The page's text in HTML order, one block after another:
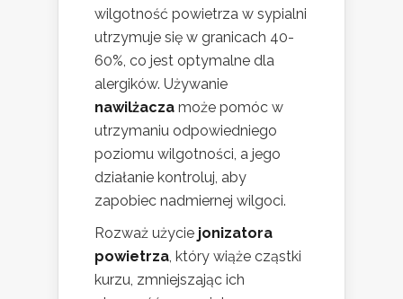
wilgotność powietrza w sypialni
utrzymuje się w granicach 40-
60%, co jest optymalne dla
alergików. Używanie
nawilżacza może pomóc w
utrzymaniu odpowiedniego
poziomu wilgotności, a jego
działanie kontroluj, aby
zapobiec nadmiernej wilgoci.
Rozważ użycie jonizatora
powietrza, który wiąże cząstki
kurzu, zmniejszając ich